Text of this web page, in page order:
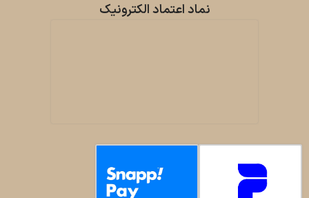
نماد اعتماد الکترونیک